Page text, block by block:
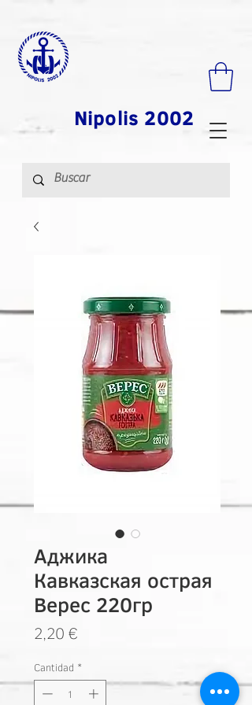
Nipolis 2002
Аджика
Кавказская острая
Верес 220гр
2,20 €
Cantidad *